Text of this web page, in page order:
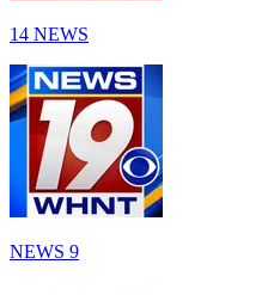
14 NEWS
NEWS 9